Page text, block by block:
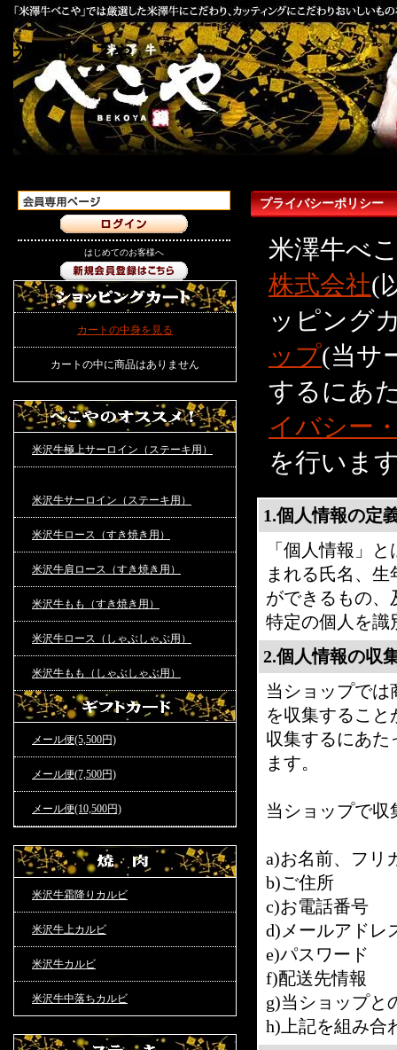
米澤牛べこや
はじめてのお客様へ
カートの中身を見る
カートの中に商品はありません
米沢牛極上サーロイン（ステーキ用）
米沢牛サーロイン（ステーキ用）
米沢牛ロース（すき焼き用）
米沢牛肩ロース（すき焼き用）
米沢牛もも（すき焼き用）
米沢牛ロース（しゃぶしゃぶ用）
米沢牛もも（しゃぶしゃぶ用）
メール便(5,500円)
メール便(7,500円)
メール便(10,500円)
米沢牛霜降りカルビ
米沢牛上カルビ
米沢牛カルビ
米沢牛中落ちカルビ
プライバシーポリシー
米澤牛べ
株式会社(
ッピング
ップ(当サ
するにあ
イバシー
を行いま
1.個人情報の定
「個人情報」
まれる氏名、
ができるもの、
特定の個人を識
2.個人情報の収
当ショップで
を収集すること
収集するにあた
ます。
当ショップで
a)お名前、フリ
b)ご住所
c)お電話番号
d)メールアドレ
e)パスワード
f)配送先情報
g)当ショップと
h)上記を組み合